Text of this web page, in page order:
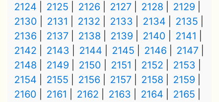
2124 2125 2126 2127 2128
2129
2130
2131 2132 2133 2134
2135
2136
2137 2138 2139 2140
2141
2142
2143 2144 2145 2146
2147
2148
2149 2150 2151 2152
2153
2154
2155 2156 2157 2158
2159
2160
2161 2162 2163 2164
2165